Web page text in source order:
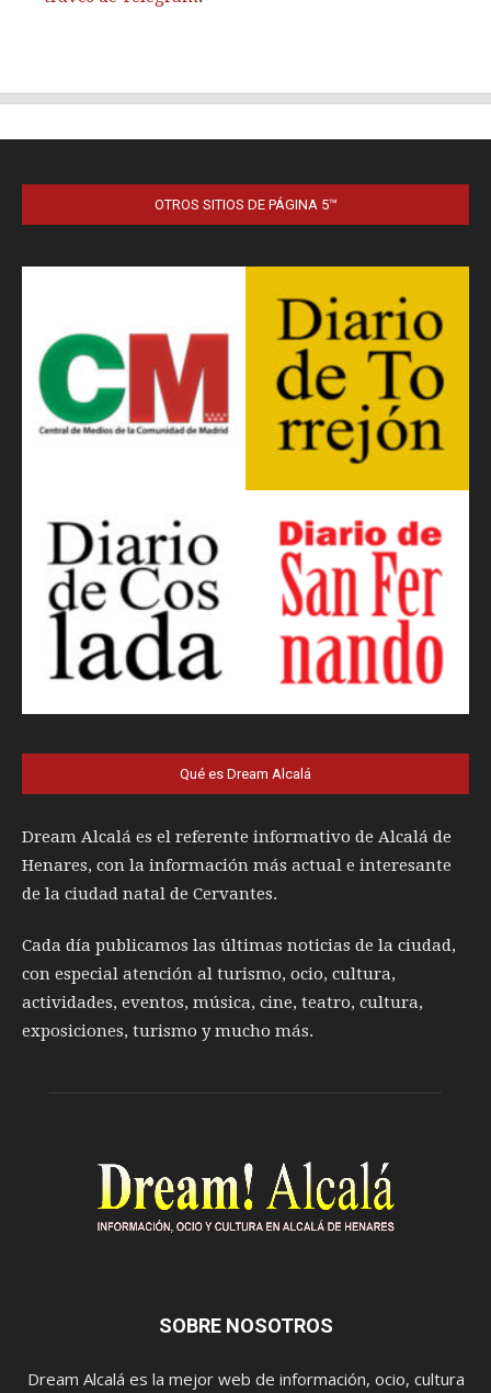
OTROS SITIOS DE PÁGINA 5™
Qué es Dream Alcalá
Dream Alcalá es el referente informativo de Alcalá de
Henares, con la información más actual e interesante
de la ciudad natal de Cervantes.
Cada día publicamos las últimas noticias de la ciudad,
con especial atención al turismo, ocio, cultura,
actividades, eventos, música, cine, teatro, cultura,
exposiciones, turismo y mucho más.
SOBRE NOSOTROS
Dream Alcalá es la mejor web de información, ocio, cultura